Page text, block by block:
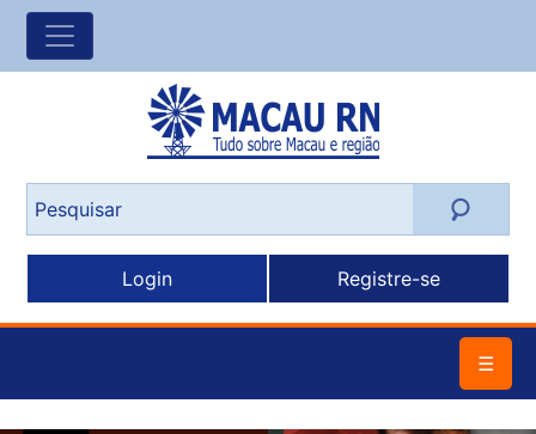
Login Registre-se
☰